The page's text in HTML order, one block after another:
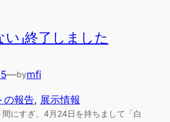
い」終了しました
—bymfi
の報告, 展示情報
にすぎ、4月24日を持ちまして「白